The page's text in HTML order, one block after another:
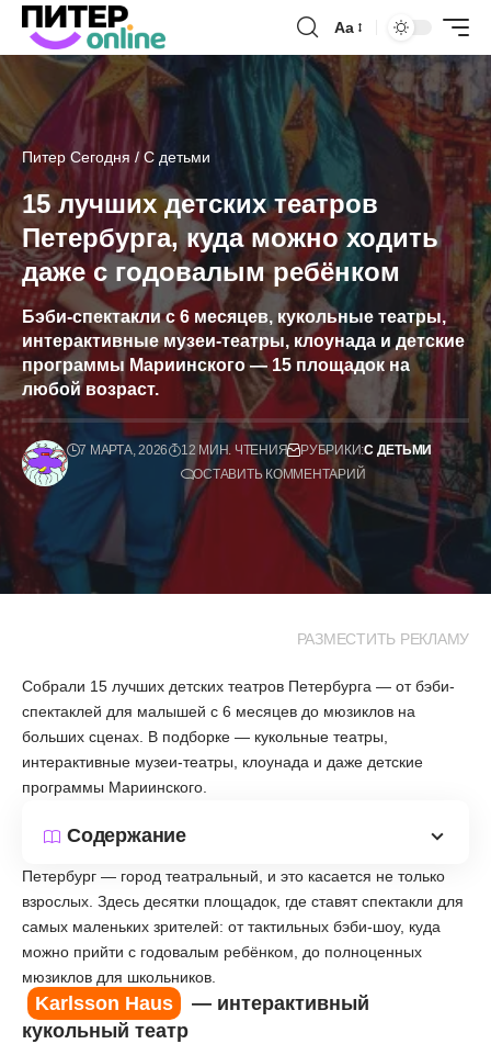
Аа
Питер Сегодня / С детьми
15 лучших детских театров
Петербурга, куда можно ходить
даже с годовалым ребёнком
Бэби-спектакли с 6 месяцев, кукольные театры,
интерактивные музеи-театры, клоунада и детские
программы Мариинского — 15 площадок на
любой возраст.
7 МАРТА, 2026 12 МИН. ЧТЕНИЯ РУБРИКИ:С ДЕТЬМИ
ОСТАВИТЬ КОММЕНТАРИЙ
РАЗМЕСТИТЬ РЕКЛАМУ
Собрали 15 лучших детских театров Петербурга — от бэби-
спектаклей для малышей с 6 месяцев до мюзиклов на
больших сценах. В подборке — кукольные театры,
интерактивные музеи-театры, клоунада и даже детские
программы Мариинского.
Содержание
Петербург — город театральный, и это касается не только
взрослых. Здесь десятки площадок, где ставят спектакли для
самых маленьких зрителей: от тактильных бэби-шоу, куда
можно прийти с годовалым ребёнком, до полноценных
мюзиклов для школьников.
Karlsson Haus
— интерактивный
кукольный театр